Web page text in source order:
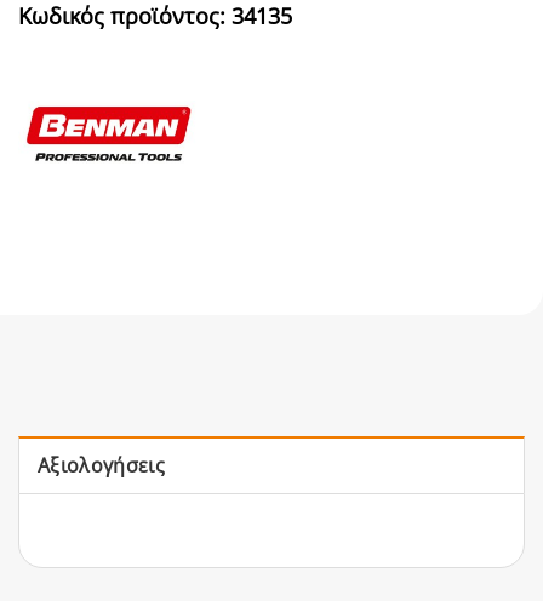
Κωδικός προϊόντος: 34135
Αξιολογήσεις